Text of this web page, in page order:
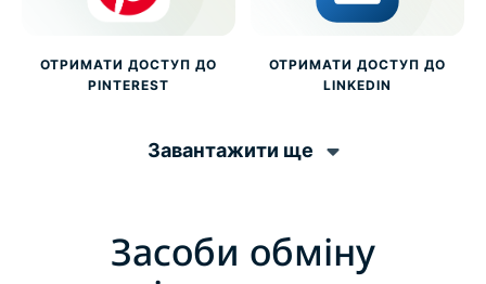
ОТРИМАТИ ДОСТУП ДО
PINTEREST
ОТРИМАТИ ДОСТУП ДО
LINKEDIN
Завантажити ще
Засоби обміну